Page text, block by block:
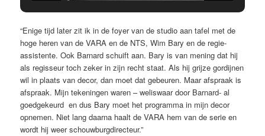
“Enige tijd later zit ik in de foyer van de studio aan tafel met de
hoge heren van de VARA en de NTS, Wim Bary en de regie-
assistente. Ook Barnard schuift aan. Bary is van mening dat hij
als regisseur toch zeker in zijn recht staat. Als hij grijze gordijnen
wil in plaats van decor, dan moet dat gebeuren. Maar afspraak is
afspraak. Mijn tekeningen waren – weliswaar door Barnard- al
goedgekeurd en dus Bary moet het programma in mijn decor
opnemen. Niet lang daarna haalt de VARA hem van de serie en
wordt hij weer schouwburgdirecteur.”